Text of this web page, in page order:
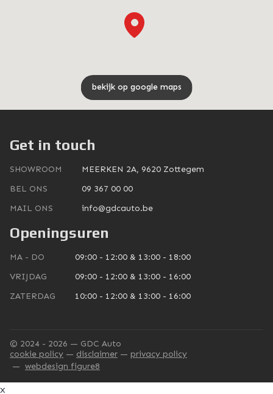
Get in touch
SHOWROOM
MEERKEN 2A, 9620 Zottegem
BEL ONS
09 367 00 00
MAIL ONS
info@gdcauto.be
Openingsuren
MA - DO
09:00 - 12:00 & 13:00 - 18:00
VRIJDAG
09:00 - 12:00 & 13:00 - 16:00
ZATERDAG
10:00 - 12:00 & 13:00 - 16:00
© 2024 - 2026 — GDC Auto
cookie policy
disclaimer
privacy policy
webdesign figure8
bekijk op google maps
x